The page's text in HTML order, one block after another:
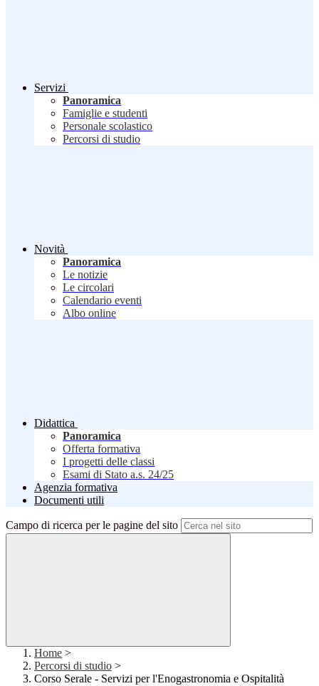
Servizi
Panoramica
Famiglie e studenti
Personale scolastico
Percorsi di studio
Novità
Panoramica
Le notizie
Le circolari
Calendario eventi
Albo online
Didattica
Panoramica
Offerta formativa
I progetti delle classi
Esami di Stato a.s. 24/25
Agenzia formativa
Documenti utili
Campo di ricerca per le pagine del sito
Home >
Percorsi di studio >
Corso Serale - Servizi per l'Enogastronomia e Ospitalità